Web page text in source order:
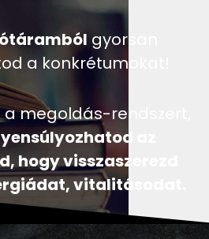
gyorsan
a konkrétumokat!
a megoldás-rendszert,
az
hogy visszaszerezd
vitalitásodat.